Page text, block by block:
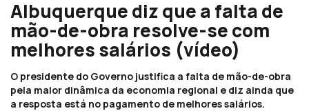
Albuquerque diz que a falta de
mão-de-obra resolve-se com
melhores salários (vídeo)
O presidente do Governo justifica a falta de mão-de-obra
pela maior dinâmica da economia regional e diz ainda que
a resposta está no pagamento de melhores salários.